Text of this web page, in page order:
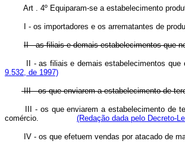
Art . 4º Equiparam-se a estabelecimento
I - os importadores e os arrematantes de
II - as filiais e demais estabelecimentos que
II - as filiais e demais estabelecimentos
9.532, de 1997)
III - os que enviarem a estabelecimento de
III - os que enviarem a estabelecimento de
comércio. (Redação dada pelo Decreto-
IV - os que efetuem vendas por atacado